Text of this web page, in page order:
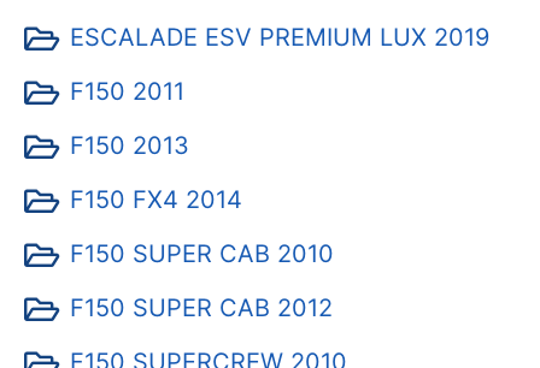
ESCALADE ESV PREMIUM LUX 2019
F150 2011
F150 2013
F150 FX4 2014
F150 SUPER CAB 2010
F150 SUPER CAB 2012